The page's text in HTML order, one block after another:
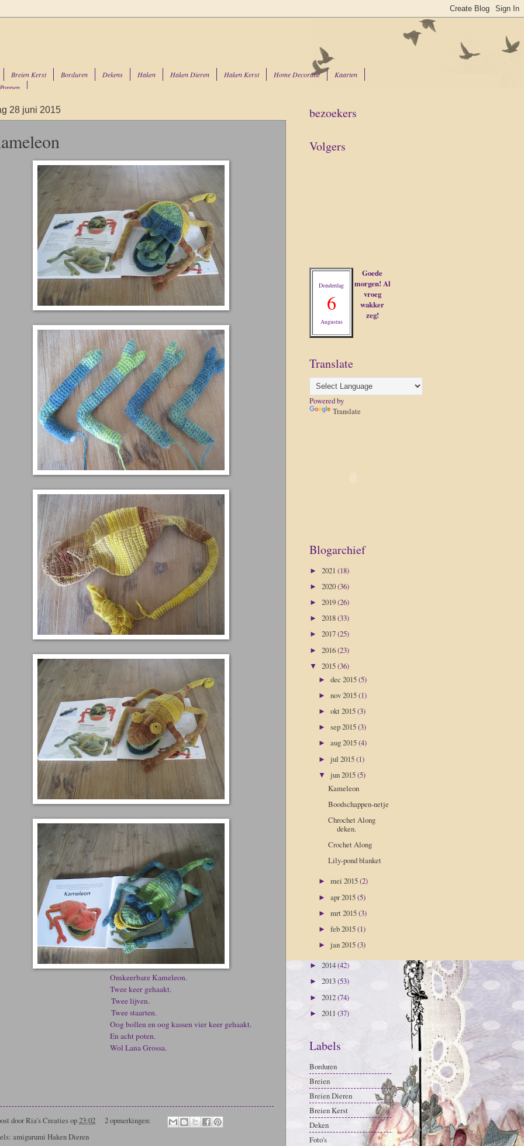
Breien Kerst Borduren Dekens Haken Haken Dieren Haken Kerst Home Decoratie
Kaarten
Poppen
28 juni 2015
Kameleon.
keer gehaakt.
lijven.
staarten.
bollen en oog kassen vier keer gehaakt.
acht poten.
Lana Grossa.
doorRia's Creatiesop23:02
2 opmerkingen:
amigurumi Haken Dieren
bezoekers
Volgers
Donderdag
6
Augustus
Goede
morgen! Al
vroeg
wakker
zeg!
Translate
Powered by
Translate
Blogarchief
► 2021 (18)
► 2020(36)
► 2019(26)
► 2018(33)
► 2017(25)
► 2016(23)
▼ 2015(36)
►dec 2015(5)
►nov 2015(1)
►okt 2015(3)
►sep 2015(3)
►aug 2015(4)
►jul 2015(1)
▼jun 2015(5)
Kameleon
Boodschappen-netje
Chrochet Along
deken.
Crochet Along
Lily-pond blanket
►mei 2015(2)
►apr 2015(5)
►mrt 2015(3)
►feb 2015(1)
►jan 2015(3)
► 2014(42)
► 2013(53)
► 2012(74)
► 2011 (37)
Labels
Borduren
Breien
Breien Dieren
Breien Kerst
Deken
Foto's